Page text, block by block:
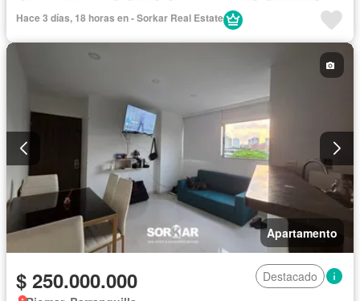
Tanque de agua
Hace 3 días, 18 horas en - Sorkar Real Estate
Apartamento
$ 250.000.000
Destacado